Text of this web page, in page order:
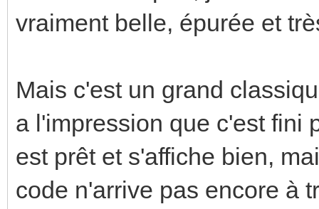
vraiment belle, épurée et
Mais c'est un grand
a l'impression que c'est fini
est prêt et s'affiche bien,
code n'arrive pas encore à